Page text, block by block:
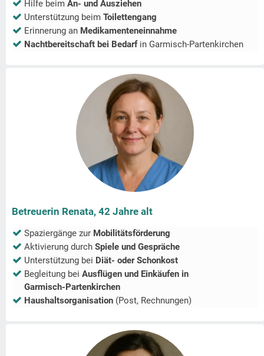
Hilfe beim An- und Ausziehen
Unterstützung beim Toilettengang
Erinnerung an Medikamenteneinnahme
Nachtbereitschaft bei Bedarfin Garmisch-Partenkirchen
Betreuerin Renata, 42 Jahre alt
Spaziergänge zur Mobilitätsförderung
Aktivierung durch Spiele und Gespräche
Unterstützung bei Diät- oder Schonkost
Begleitung bei Ausflügen und Einkäufen in
Garmisch-Partenkirchen
Haushaltsorganisation (Post, Rechnungen)